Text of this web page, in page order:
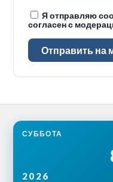
Я отправляю
согласен с
Отправить на
СУББОТА
2026